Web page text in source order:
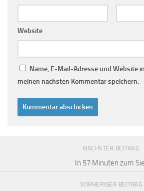
Website
Name, E-Mail-Adresse und Website
meinen nächsten Kommentar speichern.
NÄCHSTER BEITRAG
In 57 Minuten zum
VORHERIGER BEITRAG